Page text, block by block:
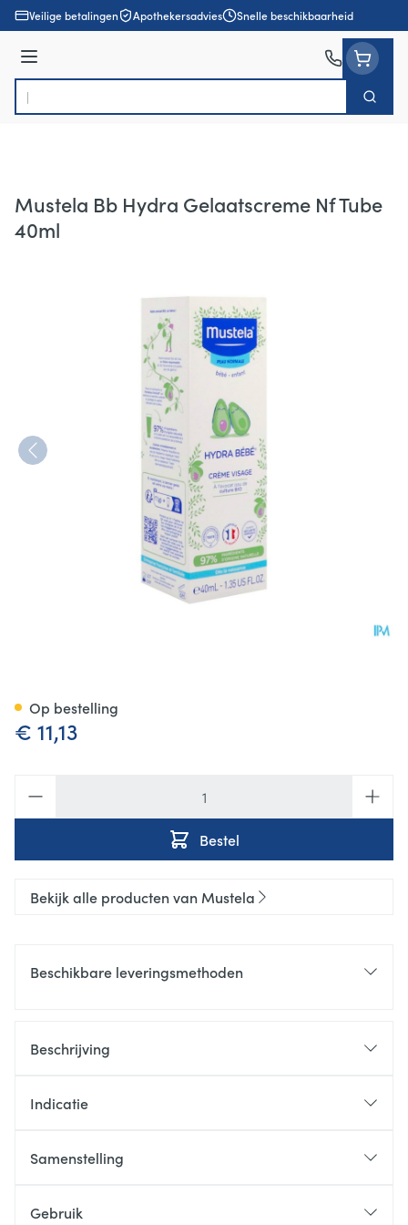
Ga naar de inhoud
Veilige betalingen Apothekersadvies Snelle beschikbaarheid
Menu
Product, merk, categorie...
Zoek
Mustela Bb Hydra Gelaatscreme Nf Tube
40ml
€ 11,13
Bestel
Op bestelling
Bekijk alle producten van Mustela
Beschikbare leveringsmethoden
Beschrijving
Indicatie
Samenstelling
Gebruik